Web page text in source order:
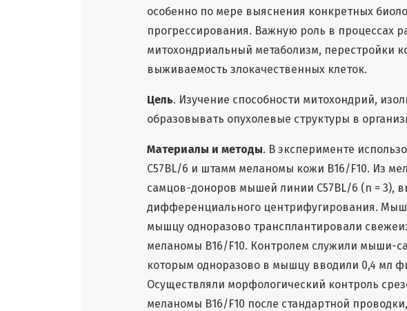
особенно по мере выяснения конкретных
прогрессирования. Важную роль в процессах
митохондриальный метаболизм, перестройки
выживаемость злокачественных клеток.
Цель. Изучение способности митохондрий,
образовывать опухолевые структуры в
Материалы и методы. В эксперименте
С57ВL/6 и штамм меланомы кожи В16/F10. Из
самцов-доноров мышей линии С57ВL/6 (n = 3),
дифференциального центрифугирования.
мышцу одноразово трансплантировали
меланомы В16/F10. Контролем служили мыши-
которым одноразово в мышцу вводили 0,4 мл
Осуществляли морфологический контроль
меланомы В16/F10 после стандартной